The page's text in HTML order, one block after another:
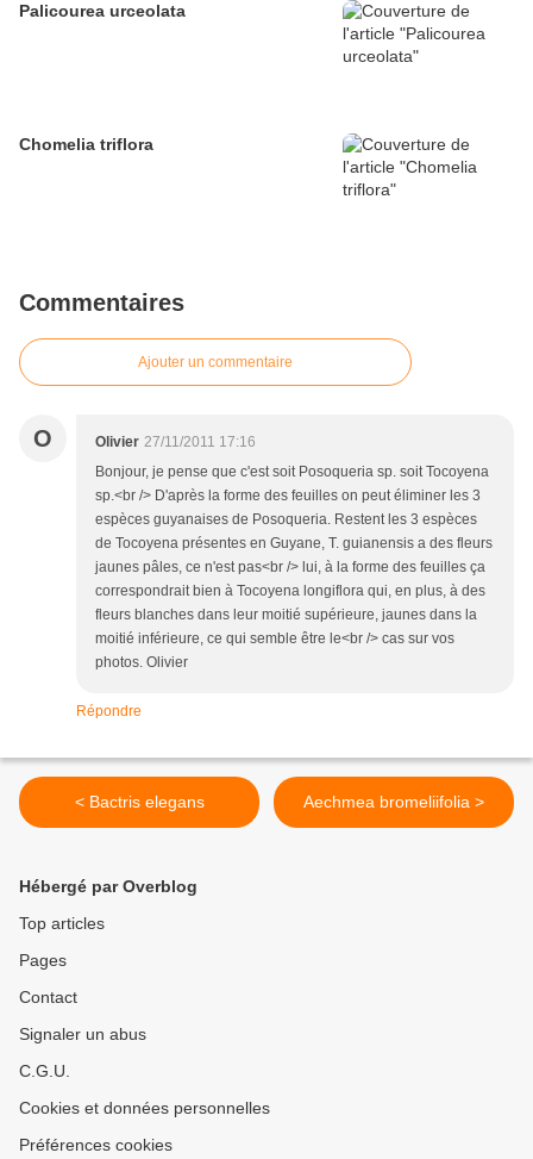
Palicourea urceolata
Chomelia triflora
Commentaires
Ajouter un commentaire
O Olivier 27/11/2011 17:16
Bonjour, je pense que c'est soit Posoqueria sp. soit Tocoyena
sp.<br /> D'après la forme des feuilles on peut éliminer les 3
espèces guyanaises de Posoqueria. Restent les 3 espèces
de Tocoyena présentes en Guyane, T. guianensis a des fleurs
jaunes pâles, ce n'est pas<br /> lui, à la forme des feuilles ça
correspondrait bien à Tocoyena longiflora qui, en plus, à des
fleurs blanches dans leur moitié supérieure, jaunes dans la
moitié inférieure, ce qui semble être le<br /> cas sur vos
photos. Olivier
Répondre
< Bactris elegans Aechmea bromeliifolia >
Hébergé par Overblog
Top articles
Pages
Contact
Signaler un abus
C.G.U.
Cookies et données personnelles
Préférences cookies